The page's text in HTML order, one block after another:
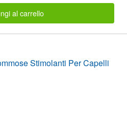
al carrello
Stimolanti Per Capelli